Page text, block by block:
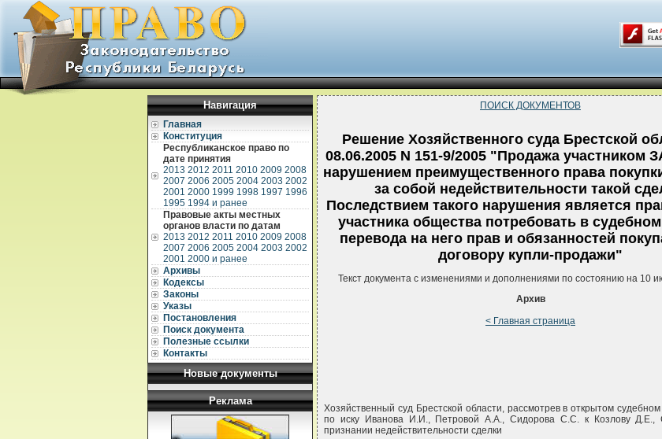
Навигация
Главная
Конституция
Республиканское право по
дате принятия
2013 2012 2011 2010 2009 2008
2007 2006 2005 2004 2003 2002
2001 2000 1999 1998 1997 1996
1995 1994 и ранее
Правовые акты местных
органов власти по датам
2013 2012 2011 2010 2009 2008
2007 2006 2005 2004 2003 2002
2001 2000 и ранее
Архивы
Кодексы
Законы
Указы
Постановления
Поиск документа
Полезные ссылки
Контакты
Новые документы
Реклама
ПОИСК ДОКУМЕНТОВ
Решение Хозяйственного суда Брестской
08.06.2005 N 151-9/2005 "Продажа участником
нарушением преимущественного права
за собой недействительности такой
Последствием такого нарушения является
участника общества потребовать в
перевода на него прав и обязанностей
договору купли-продажи"
Текст документа с изменениями и дополнениями по состоянию на 10
Архив
< Главная страница
Хозяйственный суд Брестской области, рассмотрев в открытом
по иску Иванова И.И., Петровой А.А., Сидорова С.С. к Козлову Д.Е.,
признании недействительности сделки